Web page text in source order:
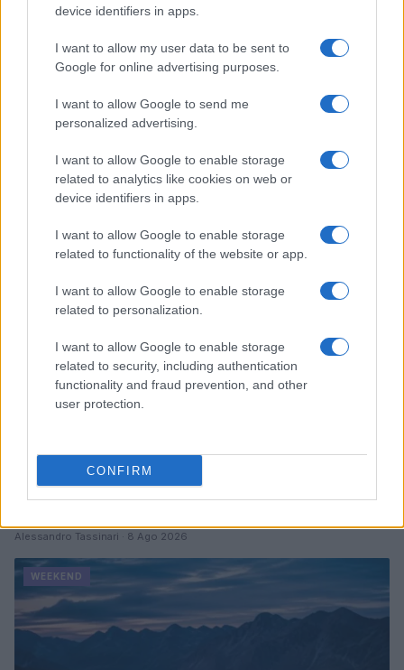
device identifiers in apps.
I want to allow my user data to be sent to
Google for online advertising purposes.
I want to allow Google to send me
personalized advertising.
I want to allow Google to enable storage
related to analytics like cookies on web or
device identifiers in apps.
I want to allow Google to enable storage
related to functionality of the website or app.
I want to allow Google to enable storage
related to personalization.
I want to allow Google to enable storage
related to security, including authentication
functionality and fraud prevention, and other
user protection.
CONFIRM
Continua a leggere
Weekend vicino casa: 20 idee smart senza auto e a
Alessandro Tassinari · 8 Ago 2026
WEEKEND